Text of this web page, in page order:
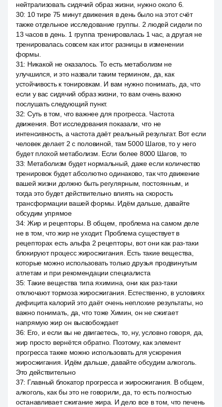
нейтрализовать сидячий образ жизни, нужно около 6.
30: 10 тире 75 минут движения в день было на этот счёт
также отдельное исследование группы. 2 людей сидели по
13 часов в день. 1 группа тренировалась 1 час, а другая не
тренировалась совсем как итог разницы в изменении
формы.
31: Никакой не оказалось. То есть метаболизм не
улучшился, и это назвали таким термином, да, как
устойчивость к тонировкам. И вам нужно понимать, да, что
если у вас сидячий образ жизни, то вам очень важно
послушать следующий пункт.
32: Суть в том, что важнее для прогресса. Частота
движения. Вот исследования показали, что не
интенсивность, а частота даёт реальный результат. Вот если
человек делает 2 с половиной, там 5000 Шагов, то у него
будет плохой метаболизм. Если более 8000 Шагов, то
33: Метаболизм будет нормальный, даже если количество
тренировок будет абсолютно одинаково, так что движение
вашей жизни должно быть регулярным, постоянным, и
тогда это будет действительно влиять на скорость
трансформации вашей формы. Идём дальше, давайте
обсудим упрямое
34: Жир и рецепторы. В общем, проблема на самом деле
не в том, что жир не уходит. Проблема существует в
рецепторах есть альфа 2 рецепторы, вот они как раз-таки
блокируют процесс жиросжигания. Есть такие вещества,
которые можно использовать только друзья продвинутым
атлетам и при рекомендации специалиста
35: Такие вещества типа яхимина, они как раз-таки
отключают тормоза жиросжигания. Естественно, в условиях
дефицита калорий это даёт очень неплохие результаты, но
важно понимать, да, что тоже Химин, он не сжигает
напрямую жир он высвобождает
36: Его, и если вы не двигаетесь, то, ну, условно говоря, да,
жир просто вернётся обратно. Поэтому, как элемент
прогресса также можно использовать для ускорения
жиросжигания. Идём дальше, давайте обсудим алкоголь.
Это действительно
37: Главный блокатор прогресса и жиросжигания. В общем,
алкоголь, как бы это не говорили, да, то есть полностью
останавливает сжигание жира. И дело все в том, что печень